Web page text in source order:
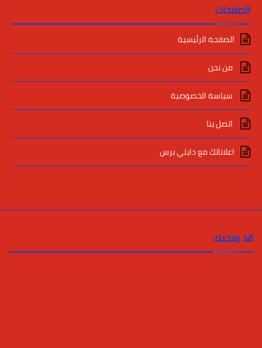
الصفحات
الصفحة الرئيسية
من نحن
سياسة الخصوصية
اتصل بنا
اعلاناتك مع دايلي برس
قد يعجبك